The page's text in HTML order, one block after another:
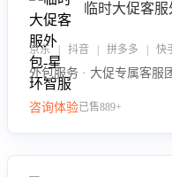
临时大促客
京东 | 抖音 | 拼多多 | 快
外包服务 · 大促专属客服
咨询体验已售889+